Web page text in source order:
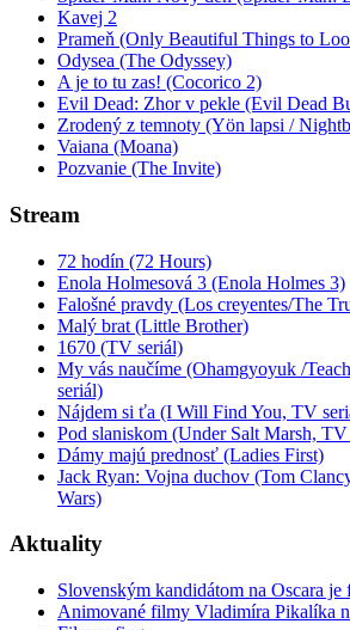
Kavej 2
Prameň (Only Beautiful Things to
Odysea (The Odyssey)
A je to tu zas! (Cocorico 2)
Evil Dead: Zhor v pekle (Evil Dead
Zrodený z temnoty (Yön lapsi /
Vaiana (Moana)
Pozvanie (The Invite)
Stream
72 hodín (72 Hours)
Enola Holmesová 3 (Enola Holmes 3)
Falošné pravdy (Los creyentes/The
Malý brat (Little Brother)
1670 (TV seriál)
My vás naučíme (Ohamgyoyuk /
seriál)
Nájdem si ťa (I Will Find You, TV
Pod slaniskom (Under Salt Marsh,
Dámy majú prednosť (Ladies First)
Jack Ryan: Vojna duchov (Tom
Wars)
Aktuality
Slovenským kandidátom na Oscara je
Animované filmy Vladimíra Pikalíka